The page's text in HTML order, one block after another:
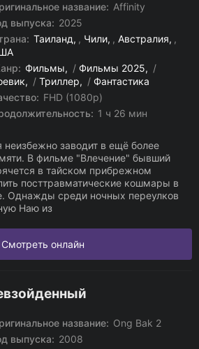
название: Affinity
выпуска: 2025
Таиланд , Чили , Австралия ,
Фильмы / Фильмы 2025
/
/ Триллер / Фантастика
FHD (1080p)
1 ч 26 мин
неизбежно заводит в ещё более
В фильме "Влечение" бывший
в тайском прибрежном
посттравматические кошмары в
Однажды среди ночных переулков
Наю из
Смотреть онлайн
название: Ong Bak 2
выпуска: 2008